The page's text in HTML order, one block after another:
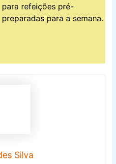
para refeições pré-
preparadas para a semana.
Silva